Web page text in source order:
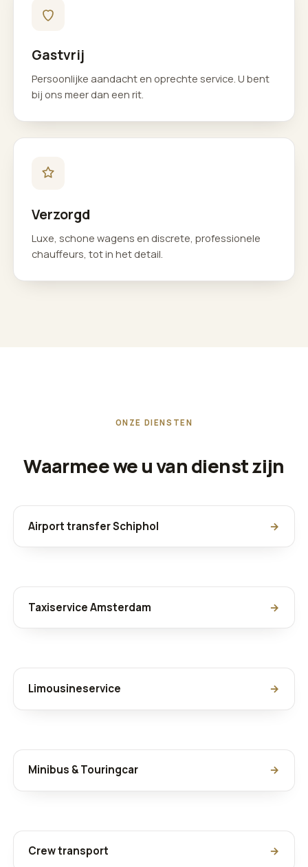
Gastvrij
Persoonlijke aandacht en oprechte service. U bent
bij ons meer dan een rit.
Verzorgd
Luxe, schone wagens en discrete, professionele
chauffeurs, tot in het detail.
ONZE DIENSTEN
Waarmee we u van dienst zijn
Airport transfer Schiphol →
Taxiservice Amsterdam →
Limousineservice →
Minibus & Touringcar →
Crew transport →